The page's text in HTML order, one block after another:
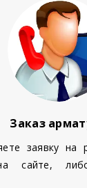
Заказ
заявку на
сайте,